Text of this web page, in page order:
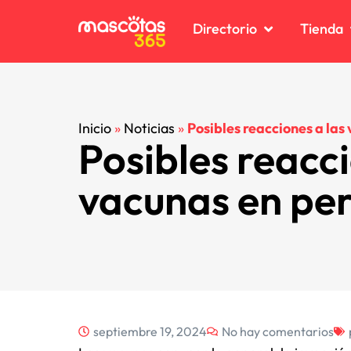
Directorio Tienda
Inicio » Noticias » Posibles reacciones a
Posibles
vacunas en
septiembre 19, 2024 No hay comentarios